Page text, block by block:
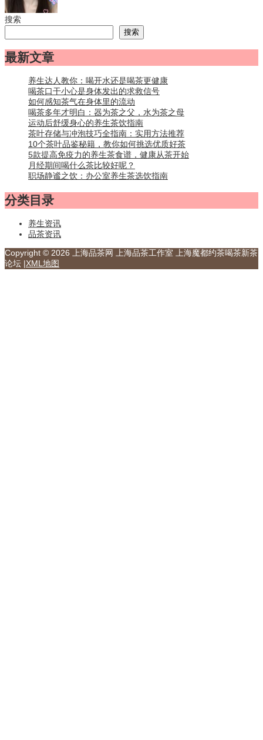
搜索
搜索
最新文章
养生达人教你：喝开水还是喝茶更健康
喝茶口干小心是身体发出的求救信号
如何感知茶气在身体里的流动
喝茶多年才明白：器为茶之父，水为茶之母
运动后舒缓身心的养生茶饮指南
茶叶存储与冲泡技巧全指南：实用方法推荐
10个茶叶品鉴秘籍，教你如何挑选优质好茶
5款提高免疫力的养生茶食谱，健康从茶开始
月经期间喝什么茶比较好呢？
职场静谧之饮：办公室养生茶选饮指南
分类目录
养生资讯
品茶资讯
Copyright © 2026 上海品茶网 上海品茶工作室 上海魔都约茶喝茶新茶
论坛 |XML地图